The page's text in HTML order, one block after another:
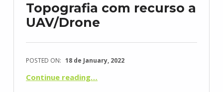
Topografia com recurso a
UAV/Drone
POSTED ON: 18 de January, 2022
Continue reading…